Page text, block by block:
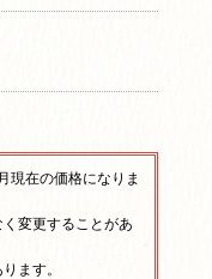
現在の価格になりま
変更することがあ
ます。